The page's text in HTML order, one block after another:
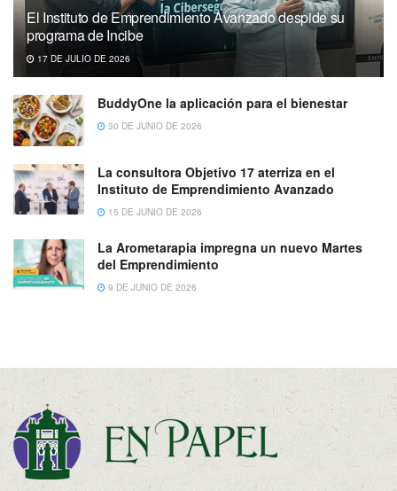
El Instituto de Emprendimiento Avanzado despide su
programa de Incibe
17 DE JULIO DE 2026
BuddyOne la aplicación para el bienestar
30 DE JUNIO DE 2026
La consultora Objetivo 17 aterriza en el
Instituto de Emprendimiento Avanzado
15 DE JUNIO DE 2026
La Arometarapia impregna un nuevo Martes
del Emprendimiento
9 DE JUNIO DE 2026